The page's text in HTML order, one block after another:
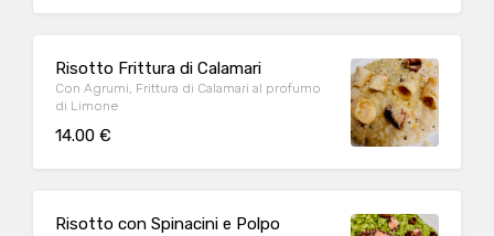
Risotto Frittura di Calamari
Con Agrumi, Frittura di Calamari al profumo
di Limone
14.00 €
Risotto con Spinacini e Polpo